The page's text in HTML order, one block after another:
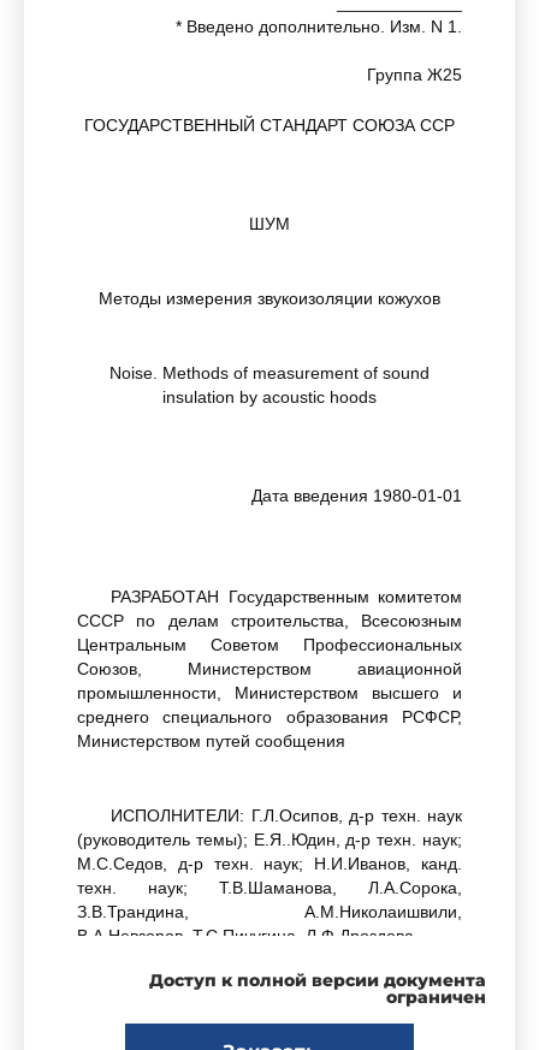
* Введено дополнительно. Изм. N 1.
Группа Ж25
ГОСУДАРСТВЕННЫЙ СТАНДАРТ СОЮЗА ССР
ШУМ
Методы измерения звукоизоляции кожухов
Noise. Methods of measurement of sound
insulation by acoustic hoods
Дата введения 1980-01-01
РАЗРАБОТАН Государственным комитетом
СССР по делам строительства, Всесоюзным
Центральным Советом Профессиональных
Союзов, Министерством авиационной
промышленности, Министерством высшего и
среднего специального образования РСФСР,
Министерством путей сообщения
ИСПОЛНИТЕЛИ: Г.Л.Осипов, д-р техн. наук
(руководитель темы); Е.Я..Юдин, д-р техн. наук;
М.С.Седов, д-р техн. наук; Н.И.Иванов, канд.
техн. наук; Т.В.Шаманова, Л.А.Сорока,
З.В.Трандина, А.М.Николаишвили,
В.А.Невзоров, Т.С.Пичугина, Л.Ф.Дроздова
ВНЕСЕН Государственным комитетом
Доступ к полной версии документа
ограничен